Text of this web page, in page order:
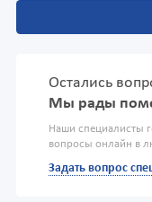
Остались
Мы рады
Наши специалисты
вопросы онлайн в
Задать вопрос